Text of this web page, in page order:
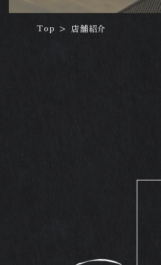
Top > 店舗紹介